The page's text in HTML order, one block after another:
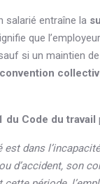
salarié entraîne la
que l’employeur
si un maintien
du Code du travail
est dans
d’accident, son